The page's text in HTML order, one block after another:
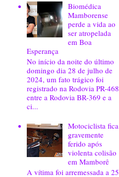
Biomédica
Mamborense
perde a vida ao
ser atropelada
em Boa
Esperança
No início da noite do último
domingo dia 28 de julho de
2024, um fato trágico foi
registrado na Rodovia PR-468
entre a Rodovia BR-369 e a
ci...
Motociclista fica
gravemente
ferido após
violenta colisão
em Mamborê
A vítima foi arremessada a 25